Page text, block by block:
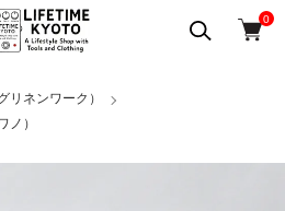
0
リネンワーク）
ノ）